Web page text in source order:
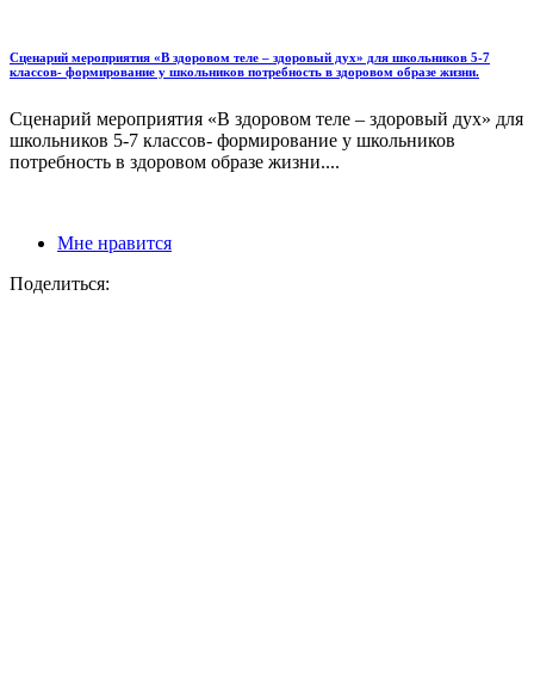
Сценарий мероприятия «В здоровом теле – здоровый дух» для школьников 5-7
классов- формирование у школьников потребность в здоровом образе жизни.
Сценарий мероприятия «В здоровом теле – здоровый дух» для
школьников 5-7 классов- формирование у школьников
потребность в здоровом образе жизни....
Мне нравится
Поделиться: